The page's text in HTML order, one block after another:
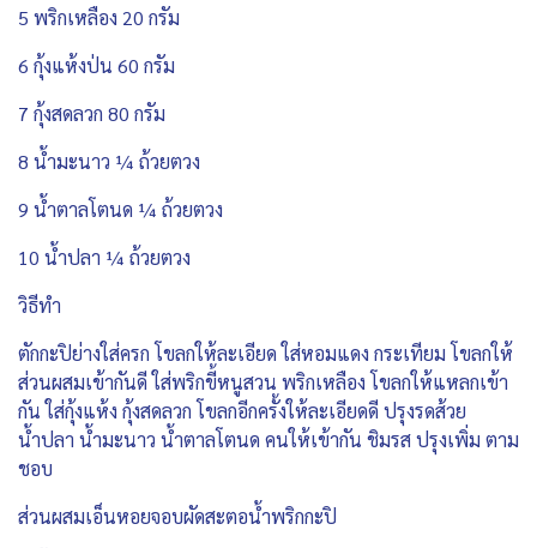
5 พริกเหลือง 20 กรัม
6 กุ้งแห้งป่น 60 กรัม
7 กุ้งสดลวก 80 กรัม
8 น้ำมะนาว ¼ ถ้วยตวง
9 น้ำตาลโตนด ¼ ถ้วยตวง
10 น้ำปลา ¼ ถ้วยตวง
วิธีทำ
ตักกะปิย่างใส่ครก โขลกให้ละเอียด ใส่หอมแดง กระเทียม โขลกให้
ส่วนผสมเข้ากันดี ใส่พริกขี้หนูสวน พริกเหลือง โขลกให้แหลกเข้า
กัน ใส่กุ้งแห้ง กุ้งสดลวก โขลกอีกครั้งให้ละเอียดดี ปรุงรดส้วย
น้ำปลา น้ำมะนาว น้ำตาลโตนด คนให้เข้ากัน ชิมรส ปรุงเพิ่ม ตาม
ชอบ
ส่วนผสมเอ็นหอยจอบผัดสะตอน้ำพริกกะปิ